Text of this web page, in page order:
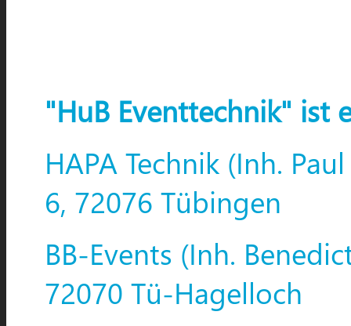
"HuB Eventtechnik" ist
HAPA Technik (Inh.
6, 72076 Tübingen
BB-Events (Inh.
72070 Tü-Hagelloch